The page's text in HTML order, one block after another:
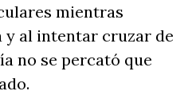
mientras
y al intentar cruzar de
no se percató que